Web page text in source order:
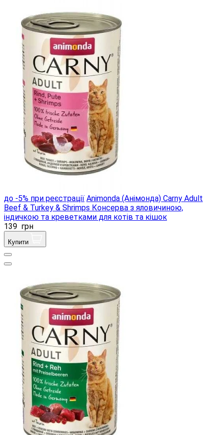
до -5% при реєстрації Animonda (Анімонда) Carny Adult
Beef & Turkey & Shrimps Консерва з яловичиною,
індичкою та креветками для котів та кішок
139 грн
Купити